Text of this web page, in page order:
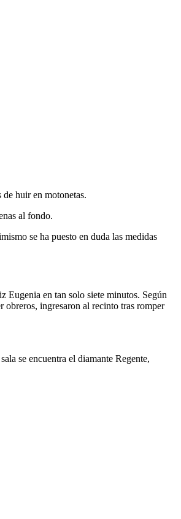
huir en motonetas.
al fondo.
se ha puesto en duda las medidas
Eugenia en tan solo siete minutos. Según
obreros, ingresaron al recinto tras romper
se encuentra el diamante Regente,